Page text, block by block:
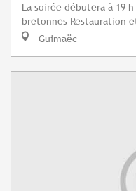
La soirée débutera à 19
bretonnes Restauration
Guimaëc